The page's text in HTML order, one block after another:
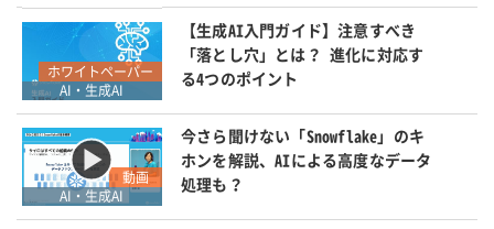
ホワイトペーパー
AI・生成AI
【生成AI入門ガイド】注意すべき
「落とし穴」とは？ 進化に対応す
る4つのポイント
動画
AI・生成AI
今さら聞けない「Snowflake」のキ
ホンを解説、AIによる高度なデータ
処理も？